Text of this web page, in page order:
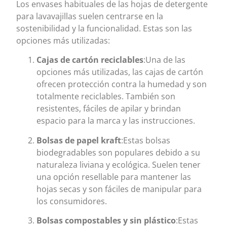
Los envases habituales de las hojas de detergente
para lavavajillas suelen centrarse en la
sostenibilidad y la funcionalidad. Estas son las
opciones más utilizadas:
Cajas de cartón reciclables:Una de las
opciones más utilizadas, las cajas de cartón
ofrecen protección contra la humedad y son
totalmente reciclables. También son
resistentes, fáciles de apilar y brindan
espacio para la marca y las instrucciones.
Bolsas de papel kraft:Estas bolsas
biodegradables son populares debido a su
naturaleza liviana y ecológica. Suelen tener
una opción resellable para mantener las
hojas secas y son fáciles de manipular para
los consumidores.
Bolsas compostables y sin plástico:Estas